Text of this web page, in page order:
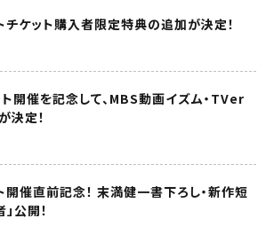
チケット購入者限定特典の追加が決定！
開催を記念して、MBS動画イズム・TVer
決定！
開催直前記念！ 末満健一書下ろし・新作短
公開！